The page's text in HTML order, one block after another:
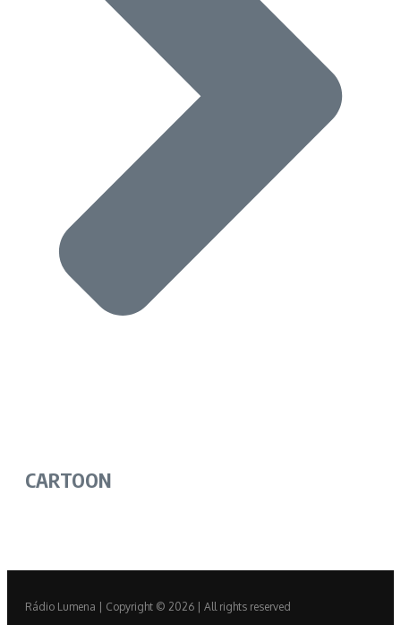
CARTOON
Rádio Lumena | Copyright © 2026 | All rights reserved